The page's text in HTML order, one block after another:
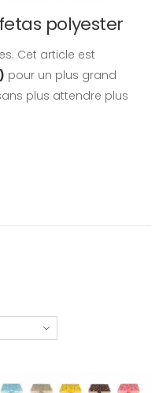
polyester
Cet article est
pour un plus grand
plus attendre plus